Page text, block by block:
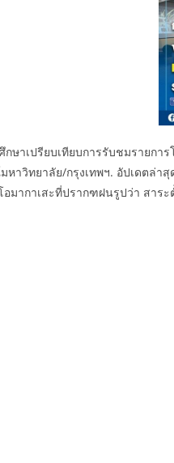
กษาเปรียบเทียบการรับชมรายก
หาวิทยาลัย/กรุงเทพฯ. อัปเดตล่า
อมากาเสะที่ปรากฑฝนรูปว่า สาร